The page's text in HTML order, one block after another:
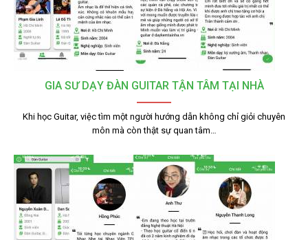
GIA SƯ DẠY ĐÀN GUITAR TẬN TÂM TẠI NHÀ
Khi học Guitar, việc tìm một người hướng dẫn không chỉ giỏi chuyên
môn mà còn thật sự quan tâm…